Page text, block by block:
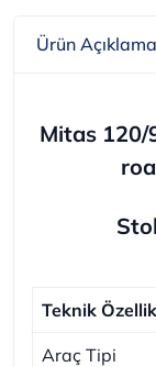
Ürün
Mitas 120/
Teknik
Araç Tipi